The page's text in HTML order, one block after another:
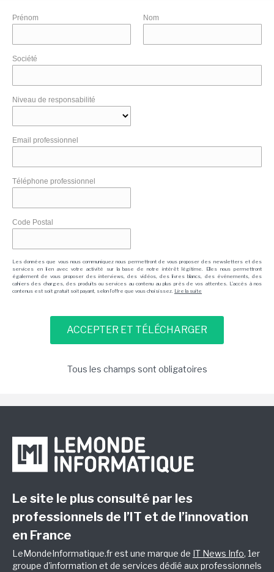
Prénom Nom
Société
Niveau de responsabilité
Email professionnel
Téléphone professionnel
Code Postal
Les données que vous nous communiquez nous permettront de vous proposer des newsletters et des
services en lien avec votre activité sur la base de notre intérêt légitime. Elles nous permettront
également de vous proposer des interviews, des vidéos, des livres blancs, des événements, des
cahiers des charges, des produits ou services au contenu au plus près de vos attentes. L'accès à nos
contenus est soit gratuit soit payant, selon l'offre que vous choisissez. Lire la suite
Tous les champs sont obligatoires
Le site le plus consulté par les
professionnels de l’IT et de l’innovation
en France
LeMondeInformatique.fr est une marque de IT News Info, 1er
groupe d'information et de services dédié aux professionnels